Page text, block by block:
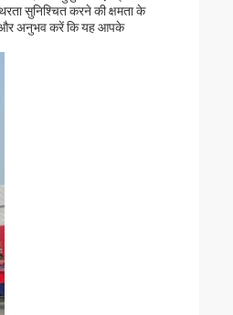
सुनिश्चित करने की क्षमता के
और अनुभव करें कि यह आपके